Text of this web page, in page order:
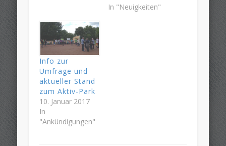
In "Neuigkeiten"
Info zur
Umfrage und
aktueller Stand
zum Aktiv-Park
10. Januar 2017
In
"Ankündigungen"